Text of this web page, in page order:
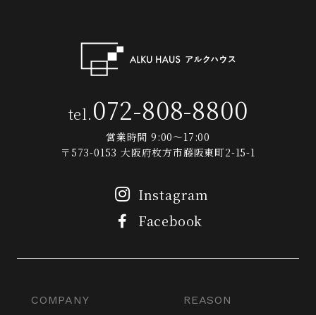
tel.072-808-8800
営業時間 9:00～17:00
〒573-0153 大阪府枚方市藤阪東町2-15-1
Instagram
Facebook
COMPANY REASON